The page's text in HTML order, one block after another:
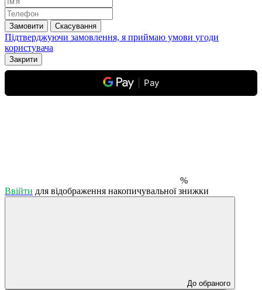
Замовити Скасування
Підтверджуючи замовлення, я приймаю умови угоди
користувача
Закрити
Pay
%
Ввійти для відображення накопичувальної знижки
До обраного